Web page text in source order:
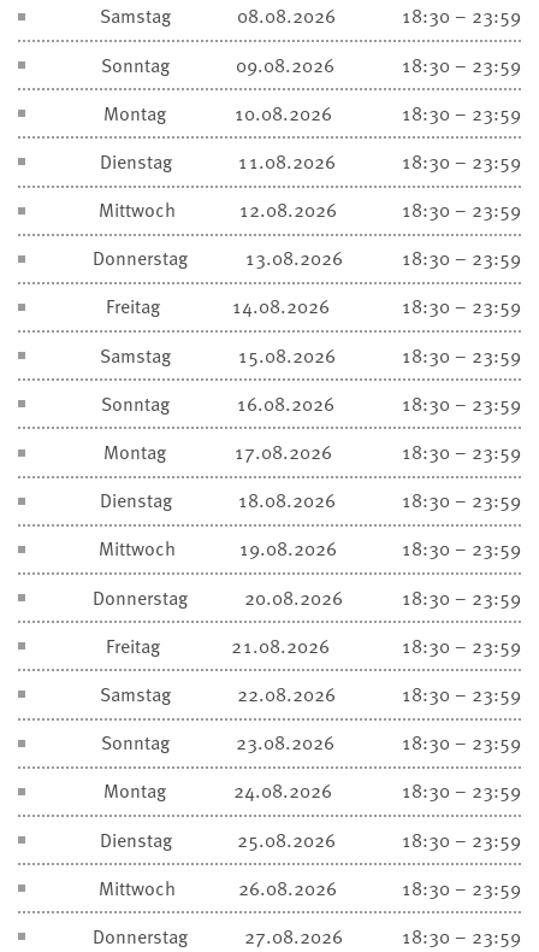
Samstag
08.08.2026
18:30 – 23:59
Sonntag
09.08.2026
18:30 – 23:59
Montag
10.08.2026
18:30 – 23:59
Dienstag
11.08.2026
18:30 – 23:59
Mittwoch
12.08.2026
18:30 – 23:59
Donnerstag
13.08.2026
18:30 – 23:59
Freitag
14.08.2026
18:30 – 23:59
Samstag
15.08.2026
18:30 – 23:59
Sonntag
16.08.2026
18:30 – 23:59
Montag
17.08.2026
18:30 – 23:59
Dienstag
18.08.2026
18:30 – 23:59
Mittwoch
19.08.2026
18:30 – 23:59
Donnerstag
20.08.2026
18:30 – 23:59
Freitag
21.08.2026
18:30 – 23:59
Samstag
22.08.2026
18:30 – 23:59
Sonntag
23.08.2026
18:30 – 23:59
Montag
24.08.2026
18:30 – 23:59
Dienstag
25.08.2026
18:30 – 23:59
Mittwoch
26.08.2026
18:30 – 23:59
Donnerstag
27.08.2026
18:30 – 23:59